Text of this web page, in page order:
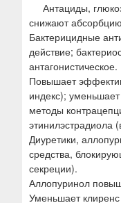
Антациды,
снижают
Бактерицидные
действие;
антагонистическое.
Повышает
индекс);
методы
этинилэстрадиола
Диуретики,
средства,
секреции).
Аллопуринол
Уменьшает клиренс